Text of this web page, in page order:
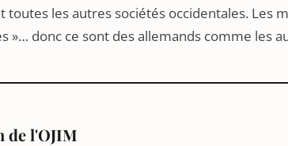
les autres sociétés occidentales. Les
»… donc ce sont des allemands comme les
de l'OJIM